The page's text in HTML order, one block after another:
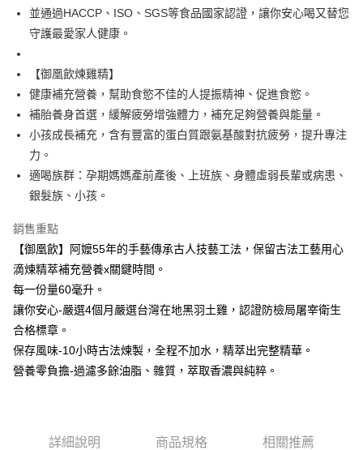
並通過HACCP、ISO、SGS等食品國家認證，讓你安心喝又替您
守護最愛家人健康。
【御凰飲煉雞精】
健康補充營養，幫助食慾不佳的人提振精神、促進食慾。
補胎養身首選，緩解疲勞增強體力，補充足夠營養與能量。
小孩成長補充，含有豐富的蛋白質跟氨基酸對抗疲勞，提升專注
力。
適喝族群：孕期媽媽產前產後、上班族、身體虛弱長輩或病患、
銀髮族、小孩。
銷售重點
【御凰飲】阿嬤55年的手藝傳承古人技藝工法，保留古法工藝用心
滴煉精萃補充營養x關鍵時間。
每一份量60毫升。
讓你安心-嚴選4個月嚴選台灣在地黑羽土雞，認證防檢局屠宰衛生
合格標章。
保存風味-10小時古法煉製，全程不加水，精萃出完整精華。
營養零負擔-過濾多餘油脂、雜質，萃取香濃與純粹。
詳細說明 商品規格 相關推薦